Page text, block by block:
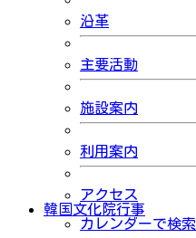
沿革
主要活動
施設案内
利用案内
アクセス
韓国文化院行事
カレンダーで検索